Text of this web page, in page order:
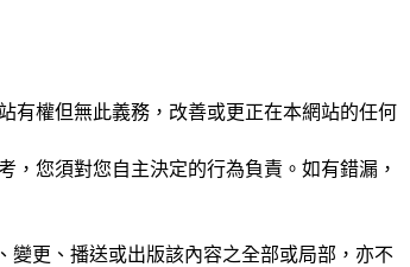
有權但無此義務，改善或更正在本網站的任何
，您須對您自主決定的行為負責。如有錯漏，
變更、播送或出版該內容之全部或局部，亦不